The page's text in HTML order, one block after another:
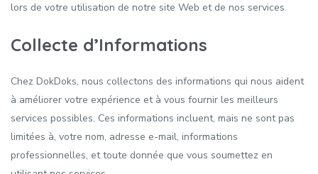
lors de votre utilisation de notre site Web et de nos services.
Collecte d’Informations
Chez DokDoks, nous collectons des informations qui nous aident
à améliorer votre expérience et à vous fournir les meilleurs
services possibles. Ces informations incluent, mais ne sont pas
limitées à, votre nom, adresse e-mail, informations
professionnelles, et toute donnée que vous soumettez en